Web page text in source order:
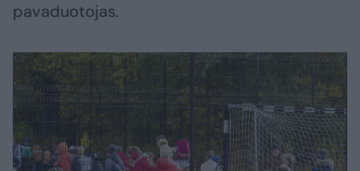
pavaduotojas.